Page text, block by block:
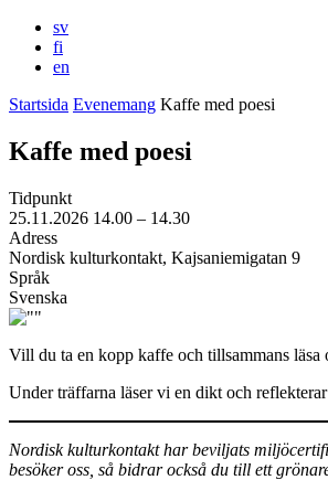
sv
fi
en
Startsida Evenemang Kaffe med poesi
Kaffe med poesi
Tidpunkt
25.11.2026 14.00 – 14.30
Adress
Nordisk kulturkontakt, Kajsaniemigatan 9
Språk
Svenska
Vill du ta en kopp kaffe och tillsammans
Under träffarna läser vi en dikt och
Nordisk kulturkontakt har beviljats
besöker oss, så bidrar också du till ett